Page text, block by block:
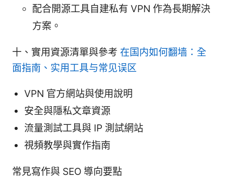
配合開源工具自建私有 VPN 作為長期解決
方案。
十、實用資源清單與參考 在国内如何翻墙：全
面指南、实用工具与常见误区
VPN 官方網站與使用說明
安全與隱私文章資源
流量測試工具與 IP 測試網站
視頻教學與實作指南
常見寫作與 SEO 導向要點